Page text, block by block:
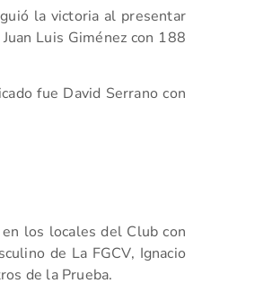
la victoria al presentar
Luis Giménez con 188
fue David Serrano con
los locales del Club con
de La FGCV, Ignacio
de la Prueba.